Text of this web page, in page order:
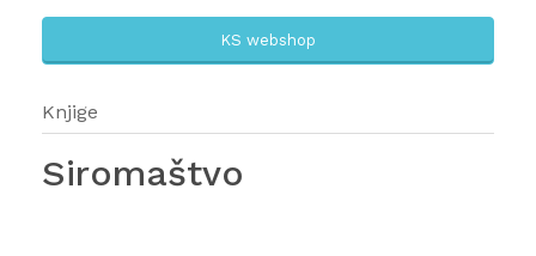
KS webshop
Knjige
Siromaštvo